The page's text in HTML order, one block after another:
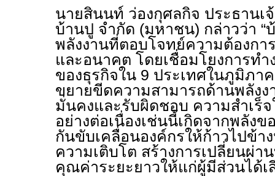
นายสินนท์ ว่องกุศลกิจ ประธาน
บ้านปู จำกัด (มหาชน) กล่าวว่า “
พลังงานที่ตอบโจทย์ความต้องกา
และอนาคต โดยเชื่อมโยงการท
ของธุรกิจใน 9 ประเทศในภูมิภา
ขยายขีดความสามารถด้านพลัง
มั่นคงและรับผิดชอบ ความสำเร็
อย่างต่อเนื่องเช่นนี้เกิดจากพลัง
กันขับเคลื่อนองค์กรให้ก้าวไปข้า
ความเติบโต สร้างการเปลี่ยนผ่า
คุณค่าระยะยาวให้แก่ผู้มีส่วนได้เ